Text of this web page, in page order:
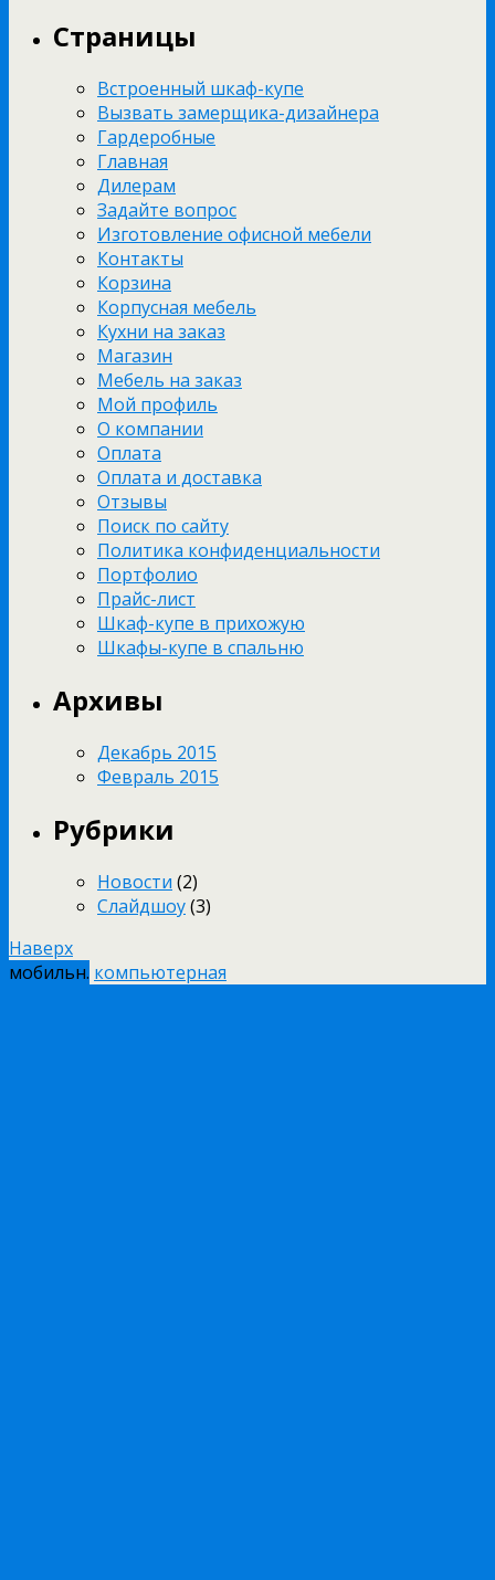
Страницы
Встроенный шкаф-купе
Вызвать замерщика-дизайнера
Гардеробные
Главная
Дилерам
Задайте вопрос
Изготовление офисной мебели
Контакты
Корзина
Корпусная мебель
Кухни на заказ
Магазин
Мебель на заказ
Мой профиль
О компании
Оплата
Оплата и доставка
Отзывы
Поиск по сайту
Политика конфиденциальности
Портфолио
Прайс-лист
Шкаф-купе в прихожую
Шкафы-купе в спальню
Архивы
Декабрь 2015
Февраль 2015
Рубрики
Новости (2)
Слайдшоу(3)
Наверх
мобильн. компьютерная